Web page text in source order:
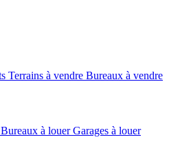
Terrains à vendre Bureaux à vendre
Bureaux à louer Garages à louer